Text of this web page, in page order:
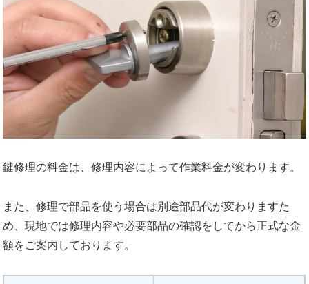
鍵修理の料金は、修理内容によって作業料金が変わります。
また、修理で部品を使う場合は別途部品代が変わりますた
め、現地では修理内容や必要部品の確認をしてから正式な金
額をご案内しております。